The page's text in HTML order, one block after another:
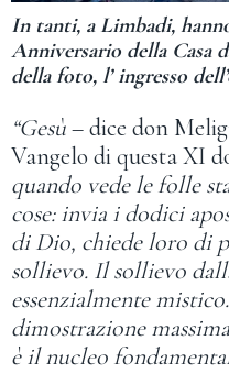
In tanti, a Limbadi,
Anniversario della Casa
della foto, l’ ingresso
“Gesù– dice don
Vangelo di questa XI
quando vede le folle
cose: invia i dodici
di Dio, chiede loro di
sollievo. Il sollievo
essenzialmente
dimostrazione
è il nucleo